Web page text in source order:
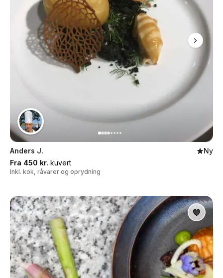
Anders J.
Ny
Fra 450 kr. kuvert
Inkl. kok, råvarer og oprydning